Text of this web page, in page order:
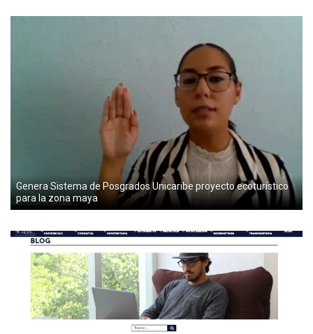
Genera Sistema de Posgrados Unicaribe proyecto ecoturístico
para la zona maya